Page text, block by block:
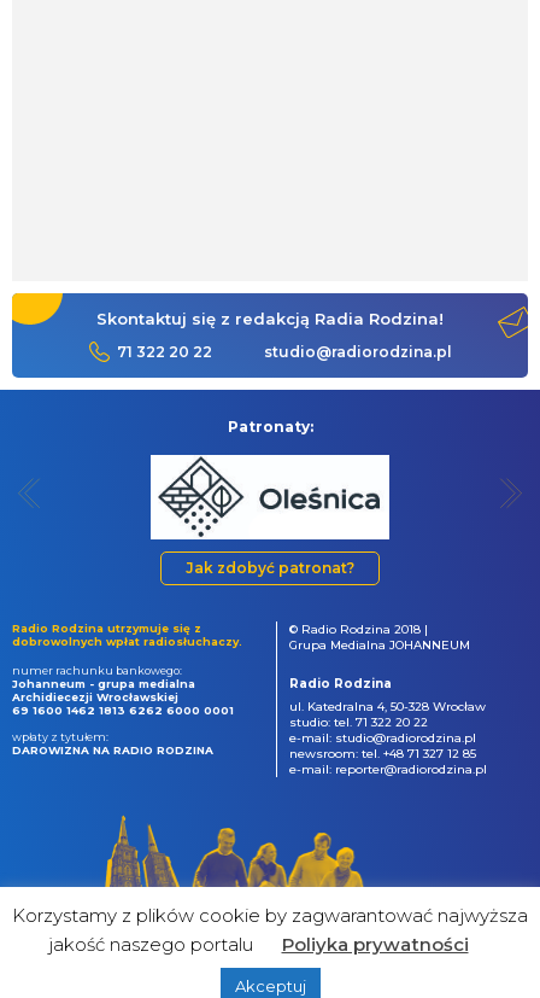
Skontaktuj się z redakcją Radia Rodzina!
71 322 20 22 studio@radiorodzina.pl
Patronaty:
Jak zdobyć patronat?
Radio Rodzina utrzymuje się z
dobrowolnych wpłat radiosłuchaczy.
numer rachunku bankowego:
Johanneum - grupa medialna
Archidiecezji Wrocławskiej
69 1600 1462 1813 6262 6000 0001
wpłaty z tytułem:
DAROWIZNA NA RADIO RODZINA
© Radio Rodzina 2018 |
Grupa Medialna JOHANNEUM
Radio Rodzina
ul. Katedralna 4, 50-328 Wrocław
studio: tel. 71 322 20 22
e-mail: studio@radiorodzina.pl
newsroom: tel. +48 71 327 12 85
e-mail: reporter@radiorodzina.pl
&
Korzystamy z plików cookie by zagwarantować najwyższa
jakość naszego portalu
Poliyka prywatności
Akceptuj